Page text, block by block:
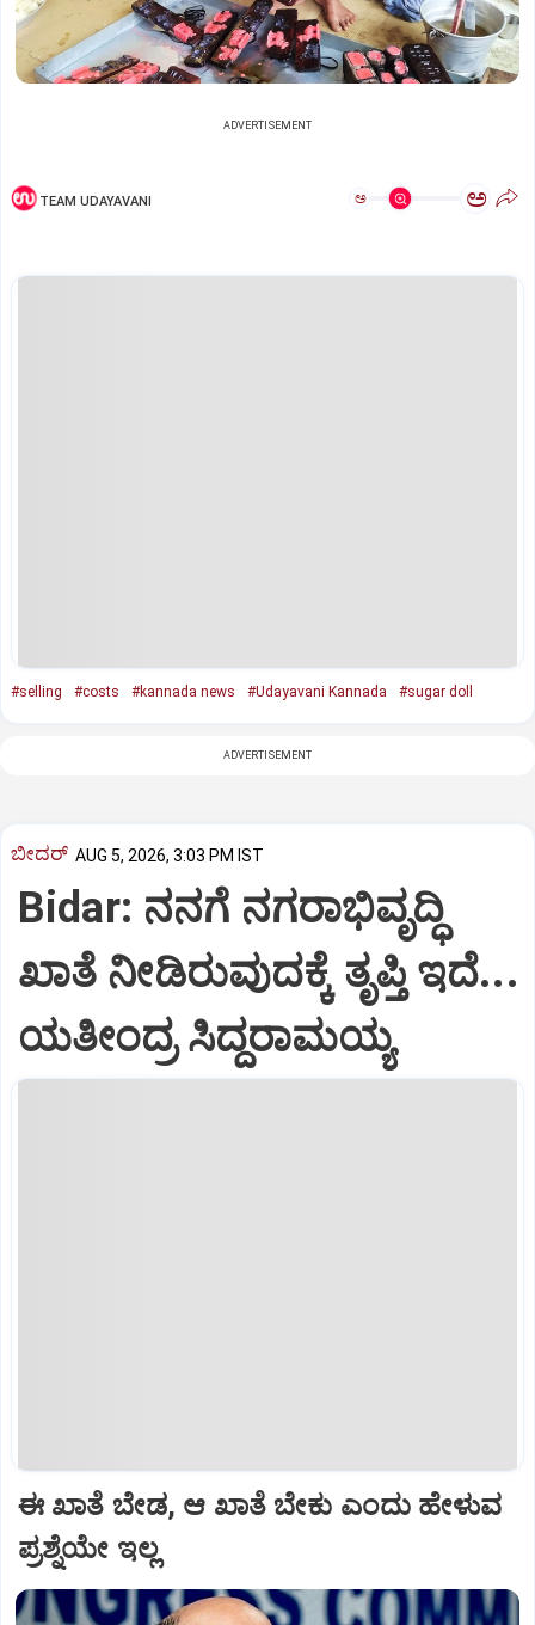
ADVERTISEMENT
TEAM UDAYAVANI ಅ ಅ
#selling #costs #kannada news #Udayavani Kannada #sugar doll
ADVERTISEMENT
ಬೀದರ್ AUG 5, 2026, 3:03 PM IST
Bidar: ನನಗೆ ನಗರಾಭಿವೃದ್ಧಿ
ಖಾತೆ ನೀಡಿರುವುದಕ್ಕೆ ತೃಪ್ತಿ ಇದೆ...
ಯತೀಂದ್ರ ಸಿದ್ದರಾಮಯ್ಯ
ಈ ಖಾತೆ ಬೇಡ, ಆ ಖಾತೆ ಬೇಕು ಎಂದು ಹೇಳುವ
ಪ್ರಶ್ನೆಯೇ ಇಲ್ಲ